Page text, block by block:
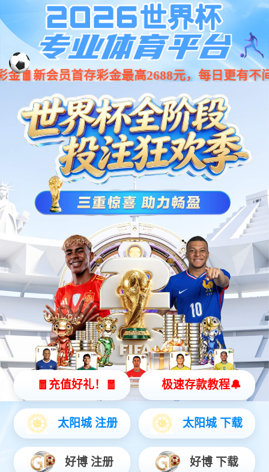
导航
333体育经典
关注公众号，即时下单
产品介绍
产品参数